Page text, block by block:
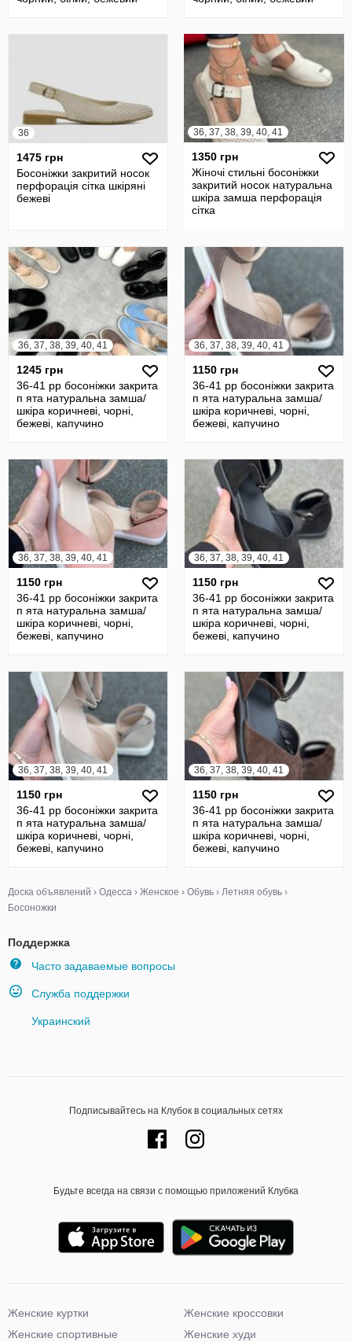
36
1475 грн
Босоніжки закритий носок
перфорація сітка шкіряні
бежеві
36, 37, 38, 39, 40, 41
1350 грн
Жіночі стильні босоніжки
закритий носок натуральна
шкіра замша перфорація
сітка
36, 37, 38, 39, 40, 41
1245 грн
36-41 рр босоніжки закрита
п ята натуральна замша/
шкіра коричневі, чорні,
бежеві, капучино
36, 37, 38, 39, 40, 41
1150 грн
36-41 рр босоніжки закрита
п ята натуральна замша/
шкіра коричневі, чорні,
бежеві, капучино
36, 37, 38, 39, 40, 41
1150 грн
36-41 рр босоніжки закрита
п ята натуральна замша/
шкіра коричневі, чорні,
бежеві, капучино
36, 37, 38, 39, 40, 41
1150 грн
36-41 рр босоніжки закрита
п ята натуральна замша/
шкіра коричневі, чорні,
бежеві, капучино
36, 37, 38, 39, 40, 41
1150 грн
36-41 рр босоніжки закрита
п ята натуральна замша/
шкіра коричневі, чорні,
бежеві, капучино
36, 37, 38, 39, 40, 41
1150 грн
36-41 рр босоніжки закрита
п ята натуральна замша/
шкіра коричневі, чорні,
бежеві, капучино
Доска объявлений › Одесса › Женское › Обувь › Летняя обувь ›
Босоножки
Поддержка
Часто задаваемые вопросы
Служба поддержки
Украинский
Подписывайтесь на Клубок в социальных сетях
Будьте всегда на связи с помощью приложений Клубка
Женские куртки
Женские спортивные
Женские кроссовки
Женские худи